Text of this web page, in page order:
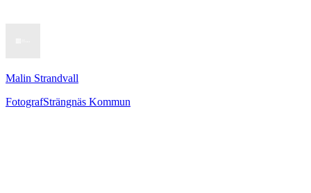
Malin Strandvall
FotografSträngnäs Kommun